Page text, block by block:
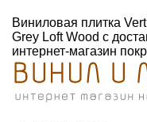
Виниловая плитка
Grey Loft Wood с
интернет-магазин